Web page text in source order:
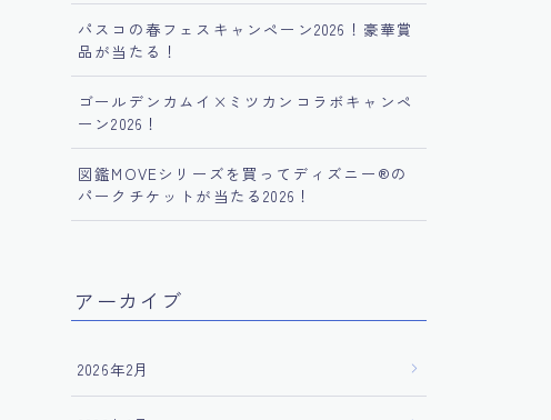
パスコの春フェスキャンペーン2026！豪華賞
品が当たる！
ゴールデンカムイ×ミツカンコラボキャンペ
ーン2026！
図鑑MOVEシリーズを買ってディズニー®︎の
パークチケットが当たる2026！
アーカイブ
2026年2月